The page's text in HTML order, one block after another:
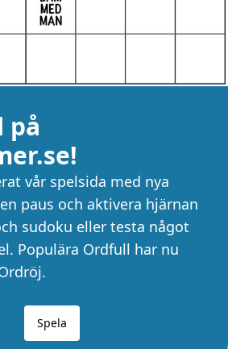
på
vår spelsida med nya
paus och aktivera hjärnan
sudoku eller testa något
Populära Ordfull har nu
Spela